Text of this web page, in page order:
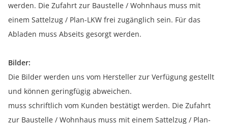
werden. Die Zufahrt zur Baustelle / Wohnhaus muss mit
einem Sattelzug / Plan-LKW frei zugänglich sein. Für das
Abladen muss Abseits gesorgt werden.
Bilder:
Die Bilder werden uns vom Hersteller zur Verfügung gestellt
und können geringfügig abweichen.
muss schriftlich vom Kunden bestätigt werden. Die Zufahrt
zur Baustelle / Wohnhaus muss mit einem Sattelzug / Plan-